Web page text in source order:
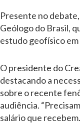
Presente no
Geólogo do Brasil,
estudo geofísico
O presidente do
destacando a
sobre o recente
audiência.
salário que